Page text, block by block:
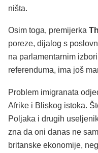
ništa.
Osim toga, premijerka
poreze, dijalog s
na parlamentarnim
referenduma, ima još
Problem imigranata
Afrike i Bliskog istoka.
Poljaka i drugih
zna da oni danas ne
britanske ekonomije,